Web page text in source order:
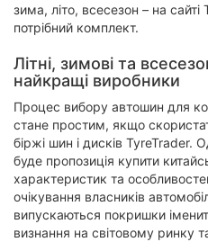
зима, літо, всесезон – на сайті
потрібний комплект.
Літні, зимові та
найкращі виробники
Процес вибору автошин для
стане простим, якщо
біржі шин і дисків TyreTrader.
буде пропозиція купити
характеристик та
очікування власників
випускаються покришки
визнання на світовому ринку